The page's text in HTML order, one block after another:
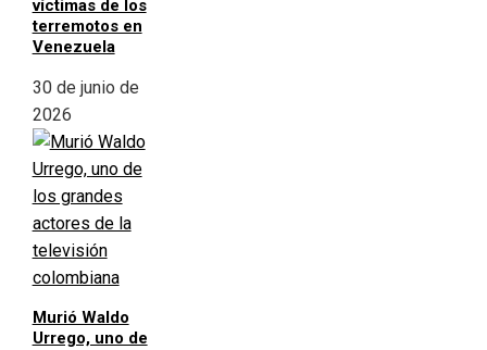
víctimas de los
terremotos en
Venezuela
30 de junio de
2026
Murió Waldo
Urrego, uno de